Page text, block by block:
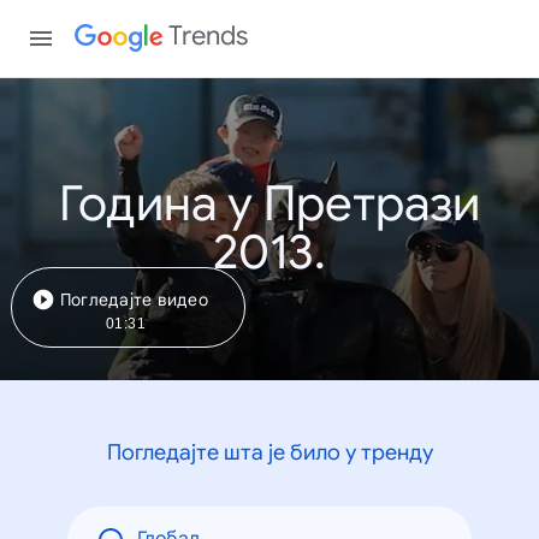
Trends
Година у Претрази
2013.
Погледајте видео
01:31
Погледајте шта је било у тренду